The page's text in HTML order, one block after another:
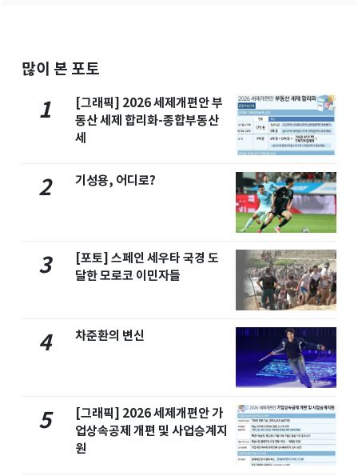
많이 본 포토
1
[그래픽] 2026 세제개편안 부
동산 세제 합리화-종합부동산
세
2 기성용, 어디로?
3
[포토] 스페인 세우타 국경 도
달한 모로코 이민자들
4 차준환의 변신
5
[그래픽] 2026 세제개편안 가
업상속공제 개편 및 사업승계지
원